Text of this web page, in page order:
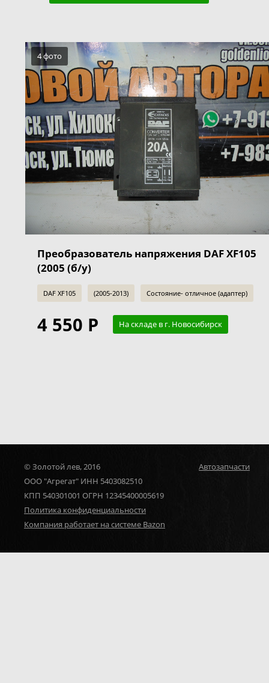
4 фото
Преобразователь напряжения DAF XF105
(2005 (б/у)
DAF XF105 (2005-2013) Состояние- отличное (адаптер)
4 550 Р На складе в г. Новосибирск
© Золотой лев, 2016
ООО "Агрегат" ИНН 5403082510
КПП 540301001 ОГРН 12345400005619
Политика конфиденциальности
Компания работает на системе Bazon
Автозапчасти